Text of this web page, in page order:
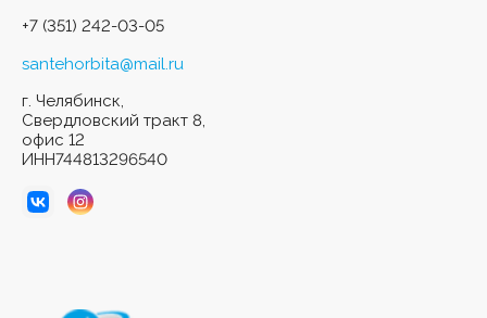
+7 (351) 242-03-05
santehorbita@mail.ru
г. Челябинск,
Свердловский тракт 8,
офис 12
ИНН744813296540